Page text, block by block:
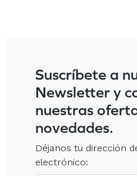
Suscríbete a
Newsletter y
nuestras
novedades.
Déjanos tu dirección
electrónico: